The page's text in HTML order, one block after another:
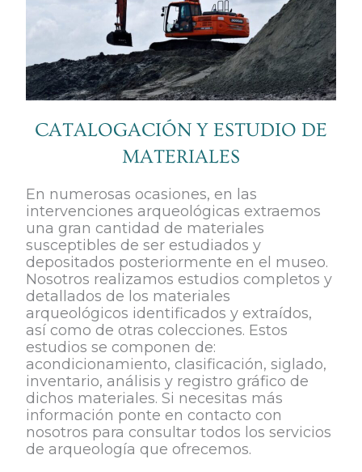
CATALOGACIÓN Y ESTUDIO DE
MATERIALES
En numerosas ocasiones, en las
intervenciones arqueológicas extraemos
una gran cantidad de materiales
susceptibles de ser estudiados y
depositados posteriormente en el museo.
Nosotros realizamos estudios completos y
detallados de los materiales
arqueológicos identificados y extraídos,
así como de otras colecciones. Estos
estudios se componen de:
acondicionamiento, clasificación, siglado,
inventario, análisis y registro gráfico de
dichos materiales. Si necesitas más
información ponte en contacto con
nosotros para consultar todos los servicios
de arqueología que ofrecemos.